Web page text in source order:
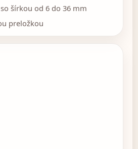
šírkou od 6 do 36 mm
preložkou